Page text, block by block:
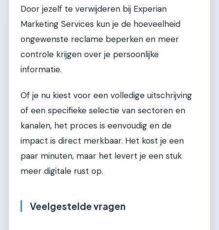
Door jezelf te verwijderen bij Experian
Marketing Services kun je de hoeveelheid
ongewenste reclame beperken en meer
controle krijgen over je persoonlijke
informatie.
Of je nu kiest voor een volledige uitschrijving
of een specifieke selectie van sectoren en
kanalen, het proces is eenvoudig en de
impact is direct merkbaar. Het kost je een
paar minuten, maar het levert je een stuk
meer digitale rust op.
Veelgestelde vragen